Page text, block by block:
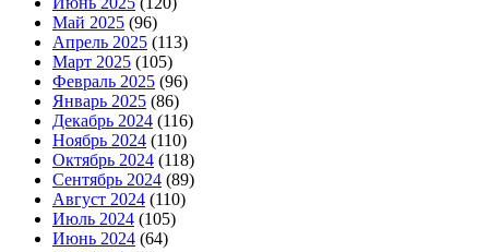
Май 2025 (96)
Апрель 2025 (113)
Март 2025 (105)
Февраль 2025 (96)
Январь 2025 (86)
Декабрь 2024 (116)
Ноябрь 2024 (110)
Октябрь 2024 (118)
Сентябрь 2024 (89)
Август 2024 (110)
Июль 2024 (105)
Июнь 2024 (64)